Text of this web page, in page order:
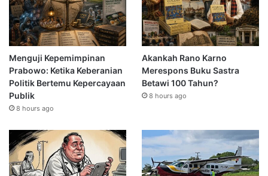
Menguji Kepemimpinan
Prabowo: Ketika Keberanian
Politik Bertemu Kepercayaan
Publik
8 hours ago
Akankah Rano Karno
Merespons Buku Sastra
Betawi 100 Tahun?
8 hours ago